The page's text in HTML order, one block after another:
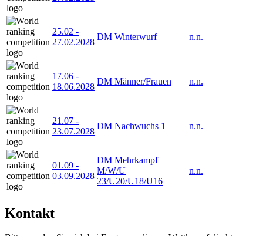
25.02 -
27.02.2028
DM Winterwurf n.n.
17.06 -
18.06.2028
DM Männer/Frauen n.n.
21.07 -
23.07.2028
DM Nachwuchs 1 n.n.
01.09 -
03.09.2028
DM Mehrkampf
M/W/U
23/U20/U18/U16
n.n.
Kontakt